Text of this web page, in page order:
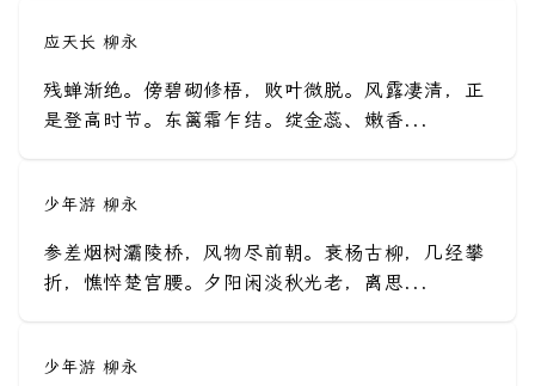
应天长 柳永
残蝉渐绝。傍碧砌修梧，败叶微脱。风露凄清，正
是登高时节。东篱霜乍结。绽金蕊、嫩香...
少年游 柳永
参差烟树灞陵桥，风物尽前朝。衰杨古柳，几经攀
折，憔悴楚宫腰。夕阳闲淡秋光老，离思...
少年游 柳永